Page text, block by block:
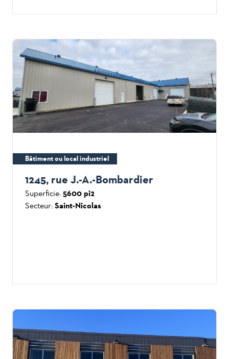
Bâtiment ou local industriel
1245, rue J.-A.-Bombardier
Superficie: 5600 pi2
Secteur: Saint-Nicolas